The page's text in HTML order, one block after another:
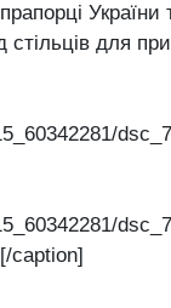
України
стільців для
caption]